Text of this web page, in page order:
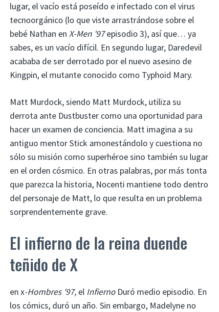
lugar, el vacío está poseído e infectado con el virus
tecnoorgánico (lo que viste arrastrándose sobre el
bebé Nathan en X-Men '97episodio 3), así que… ya
sabes, es un vacío difícil. En segundo lugar, Daredevil
acababa de ser derrotado por el nuevo asesino de
Kingpin, el mutante conocido como Typhoid Mary.
Matt Murdock, siendo Matt Murdock, utiliza su
derrota ante Dustbuster como una oportunidad para
hacer un examen de conciencia. Matt imagina a su
antiguo mentor Stick amonestándolo y cuestiona no
sólo su misión como superhéroe sino también su lugar
en el orden cósmico. En otras palabras, por más tonta
que parezca la historia, Nocenti mantiene todo dentro
del personaje de Matt, lo que resulta en un problema
sorprendentemente grave.
El infierno de la reina duende
teñido de X
en x-Hombres '97, el InfiernoDuró medio episodio. En
los cómics, duró un año. Sin embargo, Madelyne no